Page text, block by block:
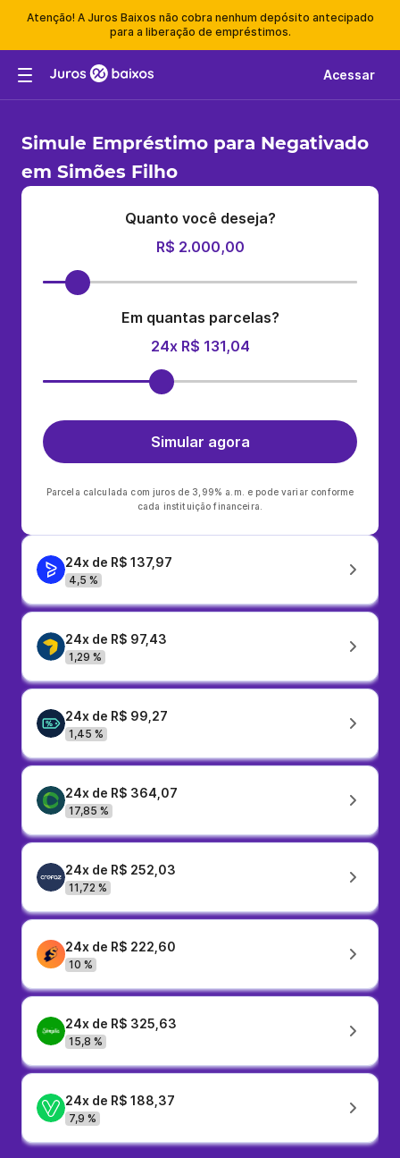
Atenção! A Juros Baixos não cobra nenhum depósito antecipado
para a liberação de empréstimos.
Acessar
Simule Empréstimo para Negativado
em Simões Filho
Quanto você deseja?
R$ 2.000,00
Em quantas parcelas?
24x R$ 131,04
Simular agora
Parcela calculada com juros de 3,99% a.m. e pode variar conforme
cada instituição financeira.
24x de R$ 137,97
4,5 %
24x de R$ 97,43
1,29 %
24x de R$ 99,27
1,45 %
24x de R$ 364,07
17,85 %
24x de R$ 252,03
11,72 %
24x de R$ 222,60
10 %
24x de R$ 325,63
15,8 %
24x de R$ 188,37
7,9 %